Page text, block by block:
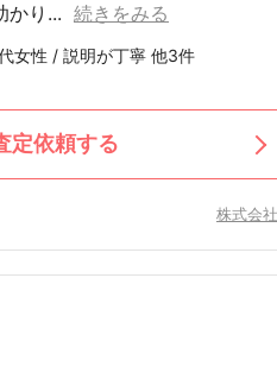
かり... 続きをみる
女性 / 説明が丁寧 他3件
定依頼する
株式会